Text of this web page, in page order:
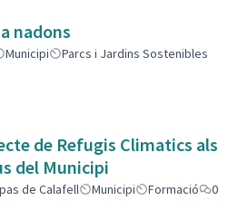
nadons
Municipi
Parcs i Jardins Sostenibles
de Refugis Climatics als
del Municipi
de Calafell Municipi Formació
0